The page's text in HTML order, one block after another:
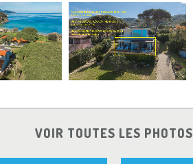
VOIR TOUTES LES PHOTOS